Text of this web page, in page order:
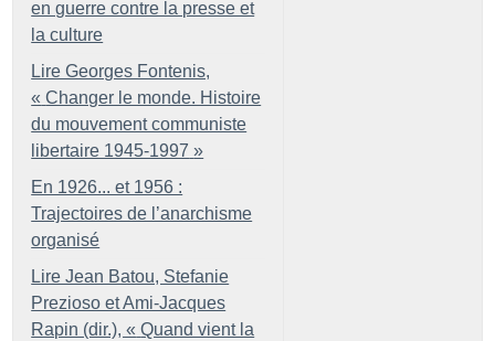
en guerre contre la presse et
la culture
Lire Georges Fontenis,
« Changer le monde. Histoire
du mouvement communiste
libertaire 1945-1997 »
En 1926... et 1956 :
Trajectoires de l’anarchisme
organisé
Lire Jean Batou, Stefanie
Prezioso et Ami-Jacques
Rapin (dir.), « Quand vient la